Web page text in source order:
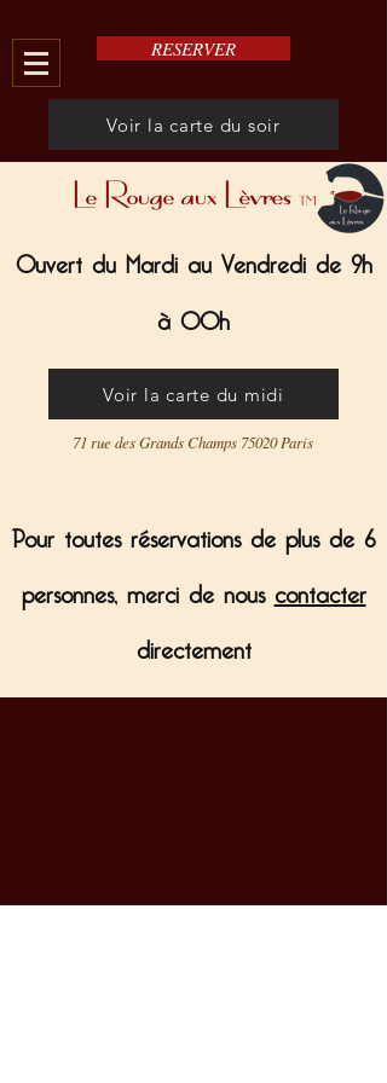
RESERVER
Voir la carte du soir
Le Rouge aux Lèvres TM
Ouvert du Mardi au Vendredi de 9h
à 00h
Voir la carte du midi
71 rue des Grands Champs 75020 Paris
Pour toutes réservations de plus de 6
personnes, merci de nouscontacter
directement